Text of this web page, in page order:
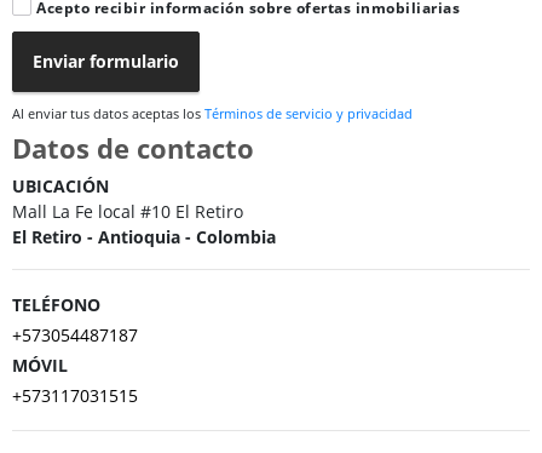
Acepto recibir información sobre ofertas inmobiliarias
Enviar formulario
Al enviar tus datos aceptas los Términos de servicio y privacidad
Datos de contacto
UBICACIÓN
Mall La Fe local #10 El Retiro
El Retiro - Antioquia - Colombia
TELÉFONO
+573054487187
MÓVIL
+573117031515